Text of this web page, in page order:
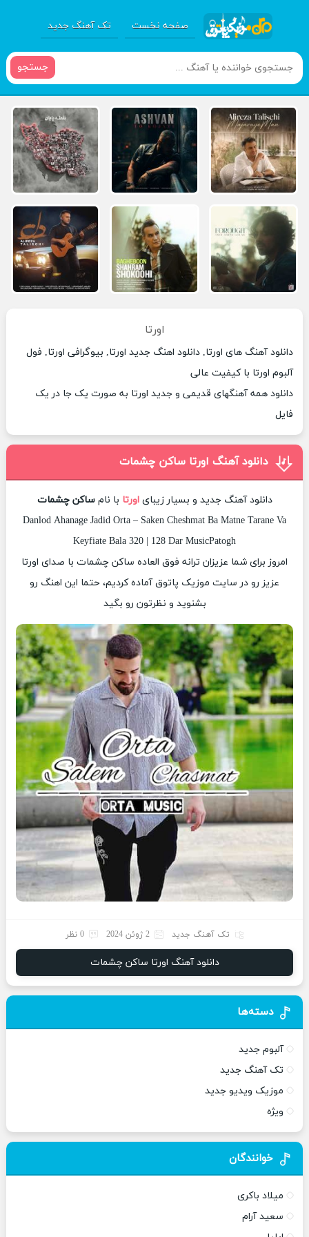
صفحه نخست تک آهنگ جدید
جستجو
اورتا
دانلود آهنگ های اورتا, دانلود اهنگ جدید اورتا, بیوگرافی اورتا, فول
آلبوم اورتا با کیفیت عالی
دانلود همه آهنگهای قدیمی و جدید اورتا به صورت یک جا در یک
فایل
دانلود آهنگ اورتا ساکن چشمات
دانلود آهنگ جدید و بسیار زیبایاورتا با نامساکن چشمات
Danlod Ahanage Jadid Orta – Saken Cheshmat Ba Matne Tarane Va
Keyfiate Bala 320 | 128 Dar MusicPatogh
امروز برای شما عزیزان ترانه فوق العاده ساکن چشمات با صدای اورتا
عزیز رو در سایت موزیک پاتوق آماده کردیم، حتما این اهنگ رو
بشنوید و نظرتون رو بگید
تک آهنگ جدید 2 ژوئن 2024 0 نظر
دانلود آهنگ اورتا ساکن چشمات
دسته‌ها
آلبوم جدید
تک آهنگ جدید
موزیک ویدیو جدید
ویژه
خوانندگان
میلاد باکری
سعید آرام